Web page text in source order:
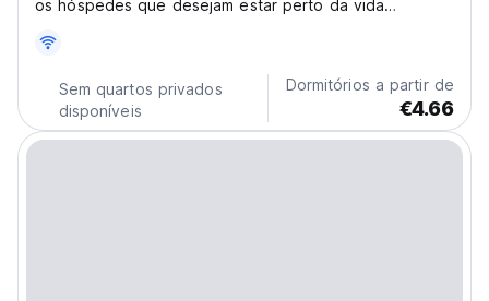
os hóspedes que desejam estar perto da vida
Sem quartos privados
disponíveis
Dormitórios a partir de
€4.66